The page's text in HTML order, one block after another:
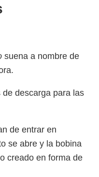
suena a nombre de
descarga para las
de entrar en
se abre y la bobina
creado en forma de